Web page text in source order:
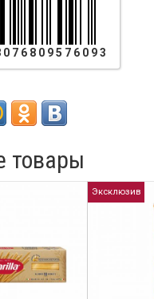
товары
Эксклюзив